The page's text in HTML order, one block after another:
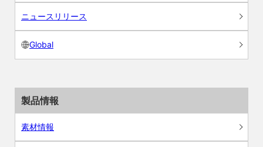
ニュースリリース
Global
製品情報
素材情報